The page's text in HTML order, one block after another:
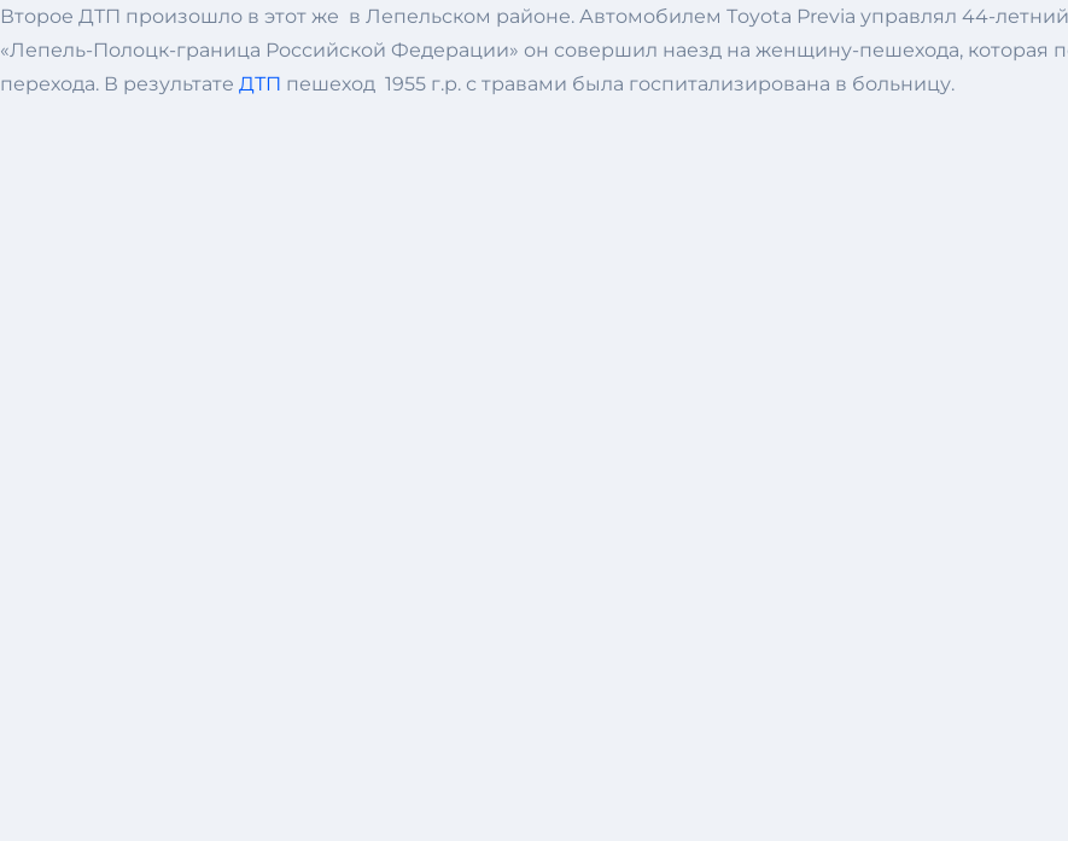
Второе ДТП произошло в этот же в Лепельском районе. Автомобилем Тoyota Рrevia управлял 44-
«Лепель-Полоцк-граница Российской Федерации» он совершил наезд на женщину-пешехода, которая
перехода. В результате ДТП пешеход 1955 г.р. с травами была госпитализирована в больницу.